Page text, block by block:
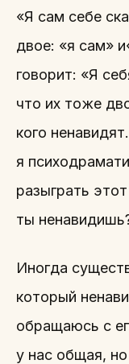
«Я сам себе
двое: «я сам»
говорит: «Я
что их тоже
кого
я
разыграть
ты
Иногда
который
обращаюсь с
у нас общая,